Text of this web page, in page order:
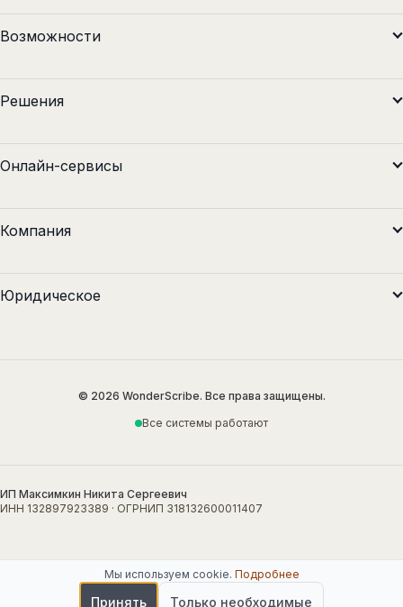
Возможности
Решения
Онлайн-сервисы
Компания
Юридическое
© 2026 WonderScribe. Все права защищены.
Все системы работают
ИП Максимкин Никита Сергеевич
ИНН 132897923389 · ОГРНИП 318132600011407
Мы используем cookie. Подробнее
Принять Только необходимые